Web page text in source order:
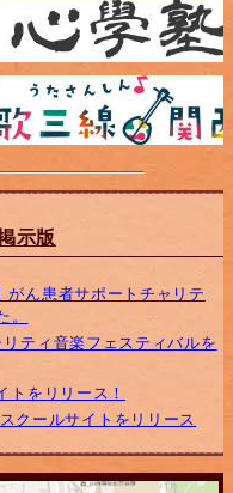
示版
がん患者サポートチャリテ
。
ティ音楽フェスティバルを
をリリース！
クールサイトをリリース